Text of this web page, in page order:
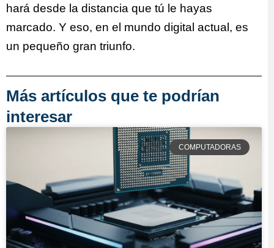
hará desde la distancia que tú le hayas
marcado. Y eso, en el mundo digital actual, es
un pequeño gran triunfo.
Más artículos que te podrían
interesar
COMPUTADORAS